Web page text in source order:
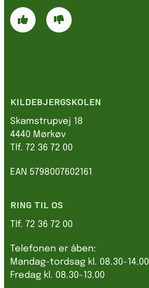
KILDEBJERGSKOLEN
Skamstrupvej 18
4440 Mørkøv
Tlf. 72 36 72 00
EAN 5798007602161
RING TIL OS
Tlf. 72 36 72 00
Telefonen er åben:
Mandag-tordsag kl. 08.30-14.00
Fredag kl. 08.30-13.00